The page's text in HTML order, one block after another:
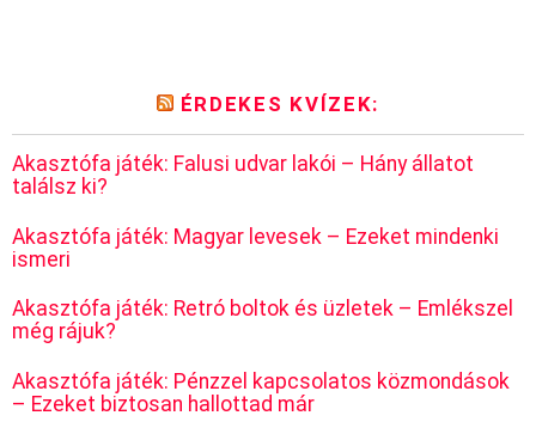
ÉRDEKES KVÍZEK:
Akasztófa játék: Falusi udvar lakói – Hány állatot
találsz ki?
Akasztófa játék: Magyar levesek – Ezeket mindenki
ismeri
Akasztófa játék: Retró boltok és üzletek – Emlékszel
még rájuk?
Akasztófa játék: Pénzzel kapcsolatos közmondások
– Ezeket biztosan hallottad már